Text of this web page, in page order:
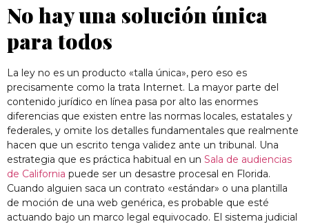
No hay una solución única
para todos
La ley no es un producto «talla única», pero eso es
precisamente como la trata Internet. La mayor parte del
contenido jurídico en línea pasa por alto las enormes
diferencias que existen entre las normas locales, estatales y
federales, y omite los detalles fundamentales que realmente
hacen que un escrito tenga validez ante un tribunal. Una
estrategia que es práctica habitual en un Sala de audiencias
de California puede ser un desastre procesal en Florida.
Cuando alguien saca un contrato «estándar» o una plantilla
de moción de una web genérica, es probable que esté
actuando bajo un marco legal equivocado. El sistema judicial